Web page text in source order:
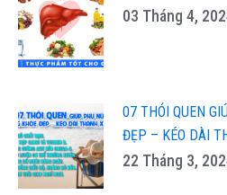
03 Tháng 4,
07 THÓI QUEN
ĐẸP – KÉO DÀI
22 Tháng 3,